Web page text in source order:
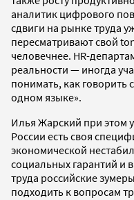
аналитик цифрового
сдвиги на рынке труда
пересматривают свой
человечнее. HR-
реальности — иногда
понимать, как
одном языке».
Илья Жарский при этом
России есть своя
экономической
социальных гарантий и
труда российские
подходить к вопросам